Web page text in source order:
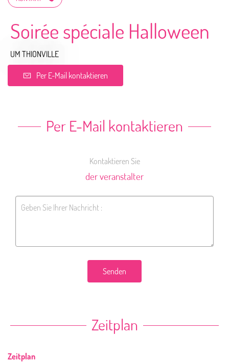
Soirée spéciale Halloween
UM THIONVILLE
Per E-Mail kontaktieren
Per E-Mail kontaktieren
Kontaktieren Sie
der veranstalter
Senden
Zeitplan
Zeitplan